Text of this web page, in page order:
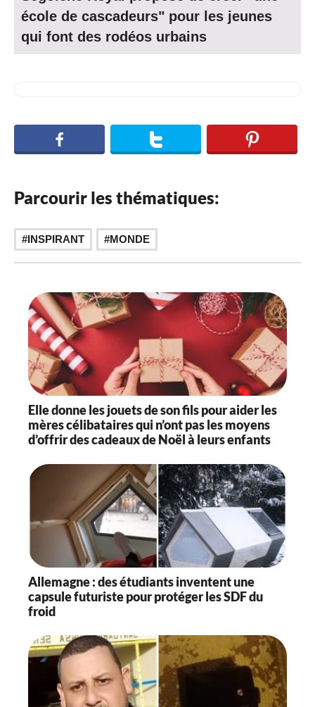
école de cascadeurs" pour les jeunes
qui font des rodéos urbains
Parcourir les thématiques:
INSPIRANT MONDE
Elle donne les jouets de son fils pour aider les
mères célibataires qui n’ont pas les moyens
d’offrir des cadeaux de Noël à leurs enfants
Allemagne : des étudiants inventent une
capsule futuriste pour protéger les SDF du
froid